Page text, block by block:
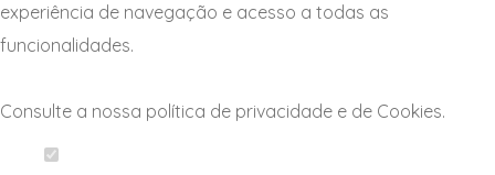
experiência de navegação e acesso a todas as
funcionalidades.
Consulte a nossa política de privacidade e de Cookies.